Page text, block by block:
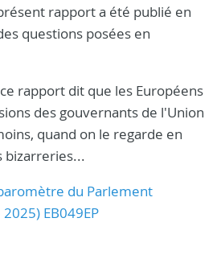
rapport a été publié en
questions posées en
rapport dit que les Européens
des gouvernants de l'Union
quand on le regarde en
bizarreries...
du Parlement
EB049EP